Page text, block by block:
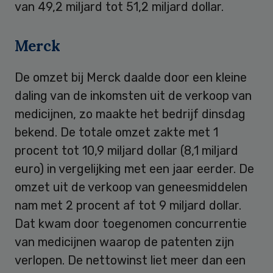
van 49,2 miljard tot 51,2 miljard dollar.
Merck
De omzet bij Merck daalde door een kleine
daling van de inkomsten uit de verkoop van
medicijnen, zo maakte het bedrijf dinsdag
bekend. De totale omzet zakte met 1
procent tot 10,9 miljard dollar (8,1 miljard
euro) in vergelijking met een jaar eerder. De
omzet uit de verkoop van geneesmiddelen
nam met 2 procent af tot 9 miljard dollar.
Dat kwam door toegenomen concurrentie
van medicijnen waarop de patenten zijn
verlopen. De nettowinst liet meer dan een